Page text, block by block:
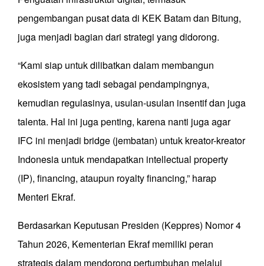
pengembangan pusat data di KEK Batam dan Bitung,
juga menjadi bagian dari strategi yang didorong.
“Kami siap untuk dilibatkan dalam membangun
ekosistem yang tadi sebagai pendampingnya,
kemudian regulasinya, usulan-usulan insentif dan juga
talenta. Hal ini juga penting, karena nanti juga agar
IFC ini menjadi bridge (jembatan) untuk kreator-kreator
Indonesia untuk mendapatkan intellectual property
(IP), financing, ataupun royalty financing,” harap
Menteri Ekraf.
Berdasarkan Keputusan Presiden (Keppres) Nomor 4
Tahun 2026, Kementerian Ekraf memiliki peran
strategis dalam mendorong pertumbuhan melalui